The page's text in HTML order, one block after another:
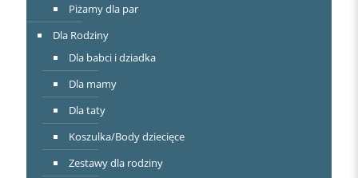
Piżamy dla par
Dla Rodziny
Dla babci i dziadka
Dla mamy
Dla taty
Koszulka/Body dziecięce
Zestawy dla rodziny